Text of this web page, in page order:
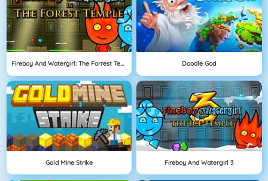
Fireboy And Watergirl: The Forrest Temple Doodle God
Gold Mine Strike Fireboy And Watergirl 3